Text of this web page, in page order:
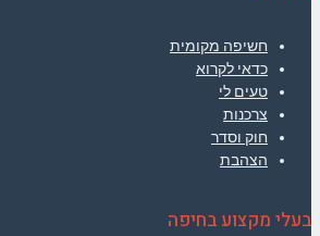
חשיפה מקומית
כדאי לקרוא
טעים לי
צרכנות
חוק וסדר
הצהבת
בעלי מקצוע בחיפה